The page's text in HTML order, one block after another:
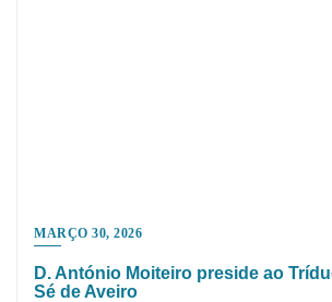
MARÇO 30, 2026
D. António Moiteiro preside ao
Sé de Aveiro